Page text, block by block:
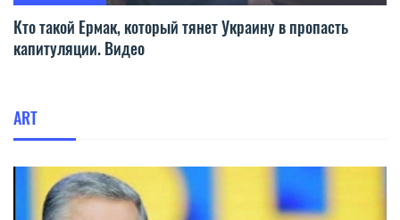
Кто такой Ермак, который тянет Украину в пропасть
капитуляции. Видео
ART